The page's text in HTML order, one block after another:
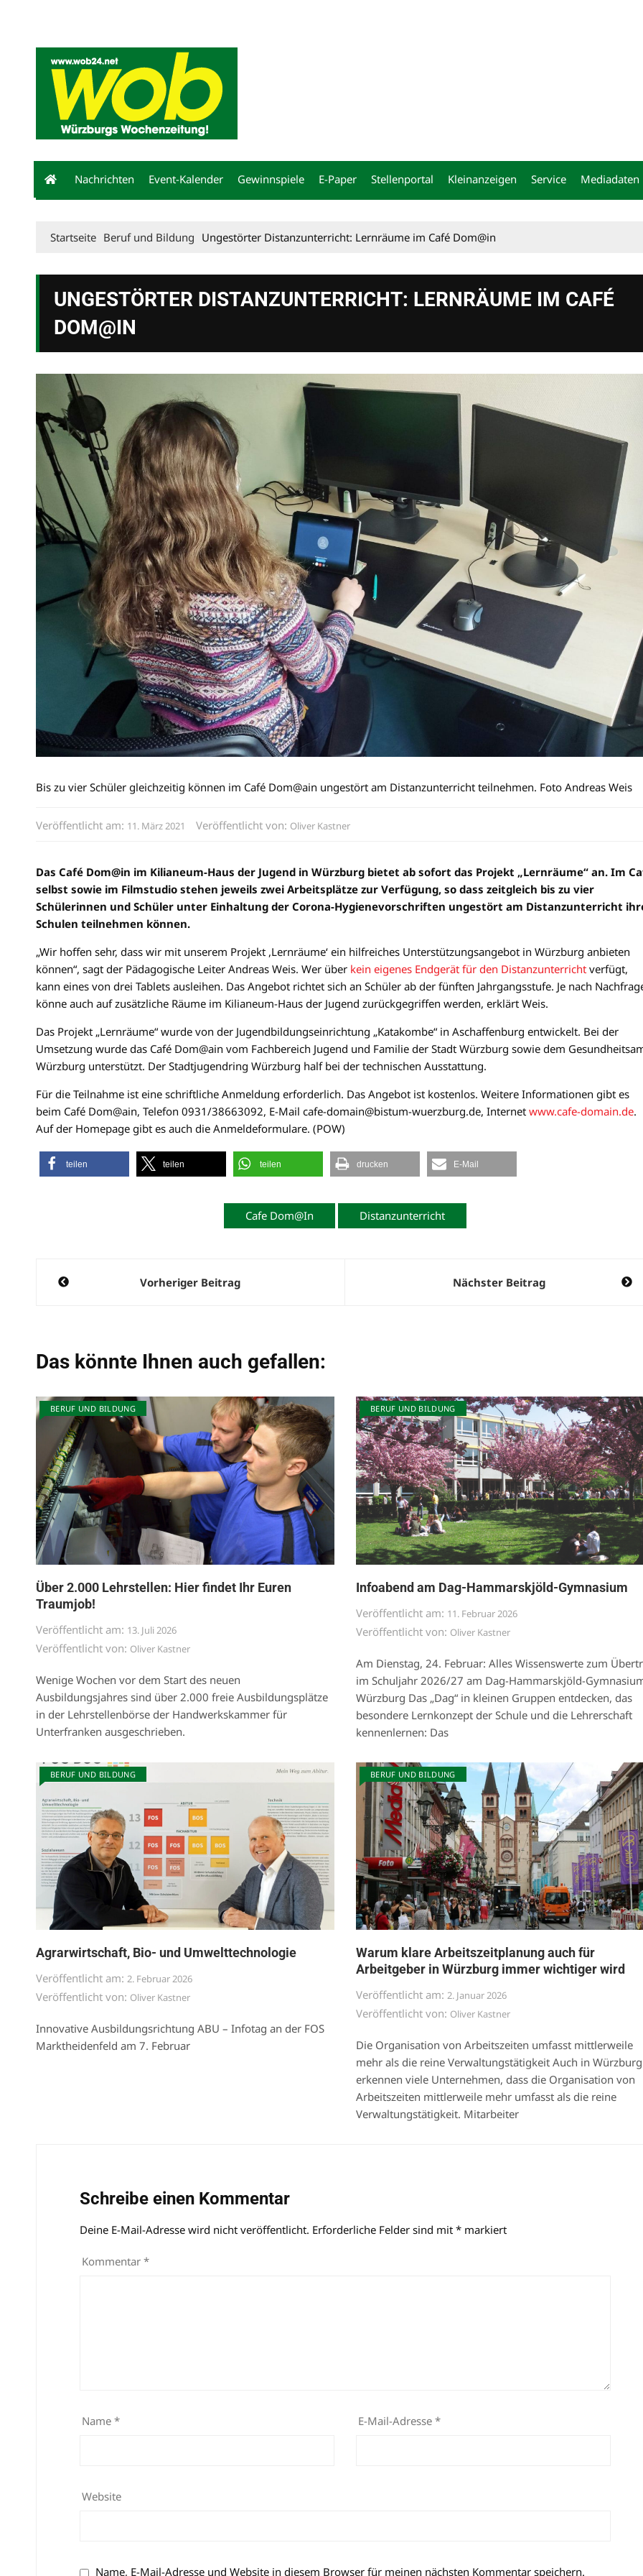
Nachrichten Event-Kalender Gewinnspiele E-Paper Stellenportal Kleinanzeigen Service Mediadaten
Startseite Beruf und Bildung Ungestörter Distanzunterricht: Lernräume im Café Dom@in
UNGESTÖRTER DISTANZUNTERRICHT: LERNRÄUME IM CAFÉ
DOM@IN
Bis zu vier Schüler gleichzeitig können im Café Dom@ain ungestört am Distanzunterricht teilnehmen. Foto Andreas Weis
Veröffentlicht am: 11. März 2021 Veröffentlicht von: Oliver Kastner
Das Café Dom@in im Kilianeum-Haus der Jugend in Würzburg bietet ab sofort das Projekt „Lernräume“ an. Im
selbst sowie im Filmstudio stehen jeweils zwei Arbeitsplätze zur Verfügung, so dass zeitgleich bis zu vier
Schülerinnen und Schüler unter Einhaltung der Corona-Hygienevorschriften ungestört am Distanzunterricht
Schulen teilnehmen können.
„Wir hoffen sehr, dass wir mit unserem Projekt ,Lernräume‘ ein hilfreiches Unterstützungsangebot in Würzburg anbieten
können“, sagt der Pädagogische Leiter Andreas Weis. Wer über kein eigenes Endgerät für den Distanzunterricht verfügt,
kann eines von drei Tablets ausleihen. Das Angebot richtet sich an Schüler ab der fünften Jahrgangsstufe. Je nach
könne auch auf zusätzliche Räume im Kilianeum-Haus der Jugend zurückgegriffen werden, erklärt Weis.
Das Projekt „Lernräume“ wurde von der Jugendbildungseinrichtung „Katakombe“ in Aschaffenburg entwickelt. Bei der
Umsetzung wurde das Café Dom@ain vom Fachbereich Jugend und Familie der Stadt Würzburg sowie dem
Würzburg unterstützt. Der Stadtjugendring Würzburg half bei der technischen Ausstattung.
Für die Teilnahme ist eine schriftliche Anmeldung erforderlich. Das Angebot ist kostenlos. Weitere Informationen gibt es
beim Café Dom@ain, Telefon 0931/38663092, E-Mail cafe-domain@bistum-wuerzburg.de, Internet www.cafe-domain.de.
Auf der Homepage gibt es auch die Anmeldeformulare. (POW)
teilen teilen teilen drucken E-Mail
Cafe Dom@in Distanzunterricht
Beitragsnavigation
Vorheriger Beitrag Nächster Beitrag
Das könnte Ihnen auch gefallen:
BERUF UND BILDUNG
Über 2.000 Lehrstellen: Hier findet Ihr Euren
Traumjob!
Veröffentlicht am: 13. Juli 2026
Veröffentlicht von: Oliver Kastner
Wenige Wochen vor dem Start des neuen
Ausbildungsjahres sind über 2.000 freie Ausbildungsplätze
in der Lehrstellenbörse der Handwerkskammer für
Unterfranken ausgeschrieben.
BERUF UND BILDUNG
Infoabend am Dag-Hammarskjöld-Gymnasium
Veröffentlicht am: 11. Februar 2026
Veröffentlicht von: Oliver Kastner
Am Dienstag, 24. Februar: Alles Wissenswerte zum
im Schuljahr 2026/27 am Dag-Hammarskjöld-
Würzburg Das „Dag“ in kleinen Gruppen entdecken, das
besondere Lernkonzept der Schule und die Lehrerschaft
kennenlernen: Das
BERUF UND BILDUNG
Agrarwirtschaft, Bio- und Umwelttechnologie
Veröffentlicht am: 2. Februar 2026
Veröffentlicht von: Oliver Kastner
Innovative Ausbildungsrichtung ABU – Infotag an der FOS
Marktheidenfeld am 7. Februar
BERUF UND BILDUNG
Warum klare Arbeitszeitplanung auch für
Arbeitgeber in Würzburg immer wichtiger wird
Veröffentlicht am: 2. Januar 2026
Veröffentlicht von: Oliver Kastner
Die Organisation von Arbeitszeiten umfasst mittlerweile
mehr als die reine Verwaltungstätigkeit Auch in Würzburg
erkennen viele Unternehmen, dass die Organisation von
Arbeitszeiten mittlerweile mehr umfasst als die reine
Verwaltungstätigkeit. Mitarbeiter
Schreibe einen Kommentar
Deine E-Mail-Adresse wird nicht veröffentlicht. Erforderliche Felder sind mit * markiert
Kommentar *
Name * E-Mail-Adresse *
Website
Name, E-Mail-Adresse und Website in diesem Browser für meinen nächsten Kommentar speichern.
Alternative: